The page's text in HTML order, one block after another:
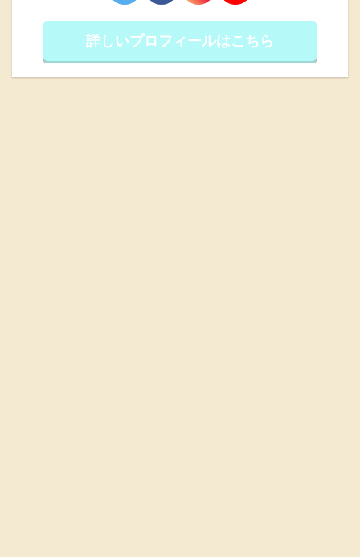
詳しいプロフィールはこちら